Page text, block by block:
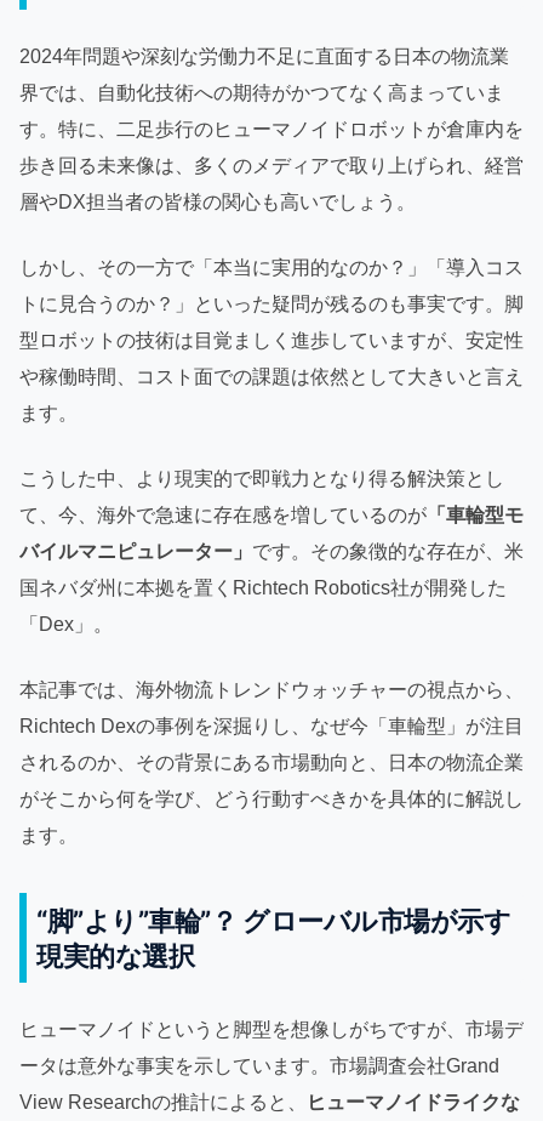
2024年問題や深刻な労働力不足に直面する日本の物流業
界では、自動化技術への期待がかつてなく高まっていま
す。特に、二足歩行のヒューマノイドロボットが倉庫内を
歩き回る未来像は、多くのメディアで取り上げられ、経営
層やDX担当者の皆様の関心も高いでしょう。
しかし、その一方で「本当に実用的なのか？」「導入コス
トに見合うのか？」といった疑問が残るのも事実です。脚
型ロボットの技術は目覚ましく進歩していますが、安定性
や稼働時間、コスト面での課題は依然として大きいと言え
ます。
こうした中、より現実的で即戦力となり得る解決策とし
て、今、海外で急速に存在感を増しているのが 「車輪型モ
バイルマニピュレーター」 です。その象徴的な存在が、米
国ネバダ州に本拠を置くRichtech Robotics社が開発した
「Dex」。
本記事では、海外物流トレンドウォッチャーの視点から、
Richtech Dexの事例を深掘りし、なぜ今「車輪型」が注目
されるのか、その背景にある市場動向と、日本の物流企業
がそこから何を学び、どう行動すべきかを具体的に解説し
ます。
“脚”より”車輪”？ グローバル市場が示す
現実的な選択
ヒューマノイドというと脚型を想像しがちですが、市場デ
ータは意外な事実を示しています。市場調査会社Grand
View Researchの推計によると、
ヒューマノイドライクな